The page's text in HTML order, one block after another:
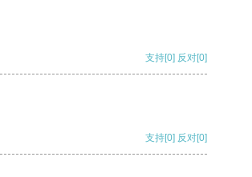
支持[0] 反对[0]
支持[0] 反对[0]